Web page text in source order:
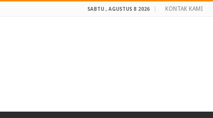
SABTU , AGUSTUS 8 2026 KONTAK KAMI